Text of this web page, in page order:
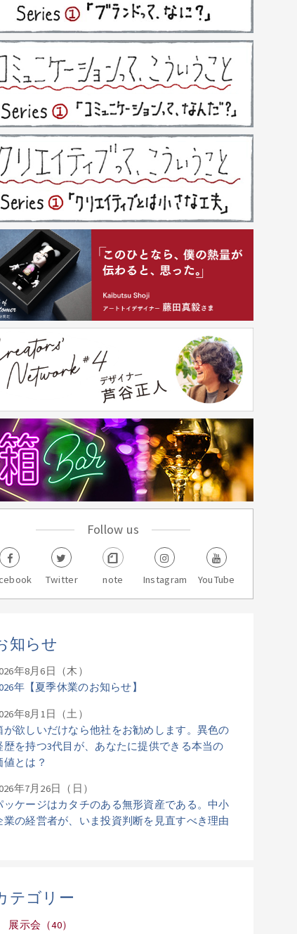
Follow us
Twitter note Instagram YouTube
知らせ
年【夏季休業のお知らせ】
年8月6日（木）
が欲しいだけなら他社をお勧めします。異色の
歴を持つ3代目が、あなたに提供できる本当の
値とは？
年8月1日（土）
ッケージはカタチのある無形資産である。中小
業の経営者が、いま投資判断を見直すべき理由
年7月26日（日）
テゴリー
展示会（40）